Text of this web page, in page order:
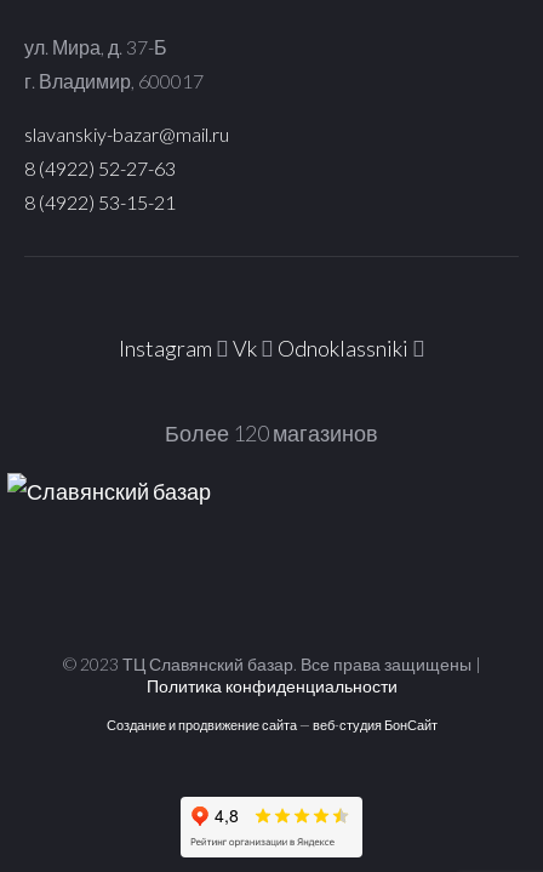
​ул. Мира, д. 37-Б
г. Владимир, 600017
slavanskiy-bazar@mail.ru
8 (4922) 52-27-63
8 (4922) 53-15-21
Instagram Vk Odnoklassniki
Более 120 магазинов
© 2023 ТЦ Славянский базар. Все права защищены |
Политика конфиденциальности
Создание и продвижение сайта — веб-студия БонСайт